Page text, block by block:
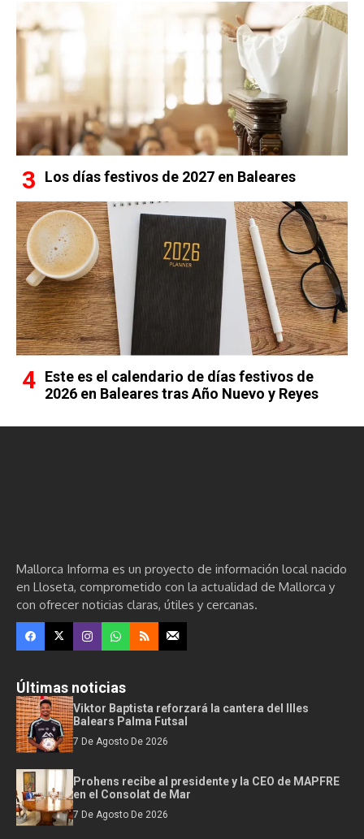
Los días festivos de 2027 en Baleares
Este es el calendario de días festivos de
2026 en Baleares tras Año Nuevo y Reyes
Mallorca Informa es un proyecto de información local nacido
en Lloseta, comprometido con la actualidad de Mallorca y
con ofrecer noticias claras, útiles y cercanas.
Últimas noticias
Viktor Baptista reforzará la cantera del Illes
Balears Palma Futsal
7 De Agosto De 2026
Prohens recibe al presidente y la CEO de MAPFRE
en el Consolat de Mar
7 De Agosto De 2026